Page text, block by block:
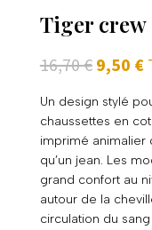
Tiger crew
16,70€ Le
initial
était :
16,70 €.
9,50 €
Un design stylé
chaussettes en
imprimé animalier
qu’un jean. Les
grand confort au
autour de la
circulation du